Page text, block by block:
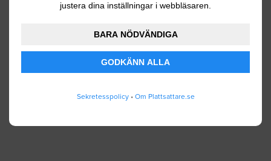
justera dina inställningar i webbläsaren.
BARA NÖDVÄNDIGA
GODKÄNN ALLA
Sekretesspolicy• Om Plattsattare.se
använder mina personuppgifter enligt
SKICKA IN